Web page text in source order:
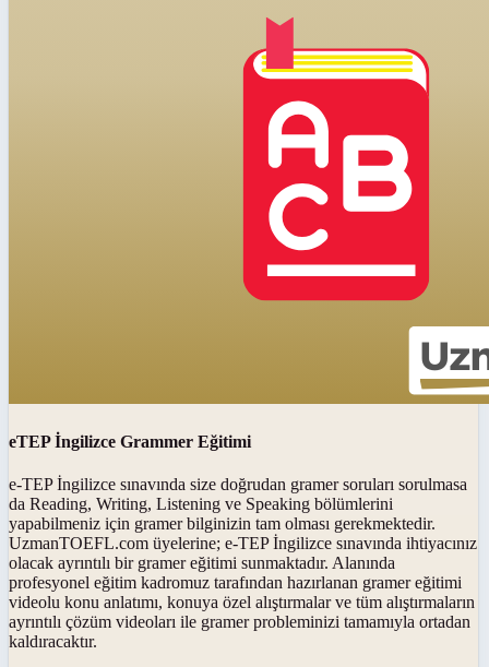
eTEP İngilizce Grammer Eğitimi
e-TEP İngilizce sınavında size doğrudan gramer soruları sorulmasa
da Reading, Writing, Listening ve Speaking bölümlerini
yapabilmeniz için gramer bilginizin tam olması gerekmektedir.
UzmanTOEFL.com üyelerine; e-TEP İngilizce sınavında ihtiyacınız
olacak ayrıntılı bir gramer eğitimi sunmaktadır. Alanında
profesyonel eğitim kadromuz tarafından hazırlanan gramer eğitimi
videolu konu anlatımı, konuya özel alıştırmalar ve tüm alıştırmaların
ayrıntılı çözüm videoları ile gramer probleminizi tamamıyla ortadan
kaldıracaktır.